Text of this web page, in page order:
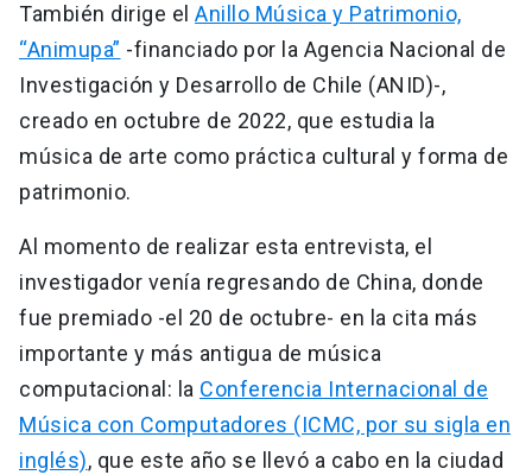
También dirige el Anillo Música y Patrimonio,
“Animupa” -financiado por la Agencia Nacional de
Investigación y Desarrollo de Chile (ANID)-,
creado en octubre de 2022, que estudia la
música de arte como práctica cultural y forma de
patrimonio.
Al momento de realizar esta entrevista, el
investigador venía regresando de China, donde
fue premiado -el 20 de octubre- en la cita más
importante y más antigua de música
computacional: la Conferencia Internacional de
Música con Computadores (ICMC, por su sigla en
inglés), que este año se llevó a cabo en la ciudad